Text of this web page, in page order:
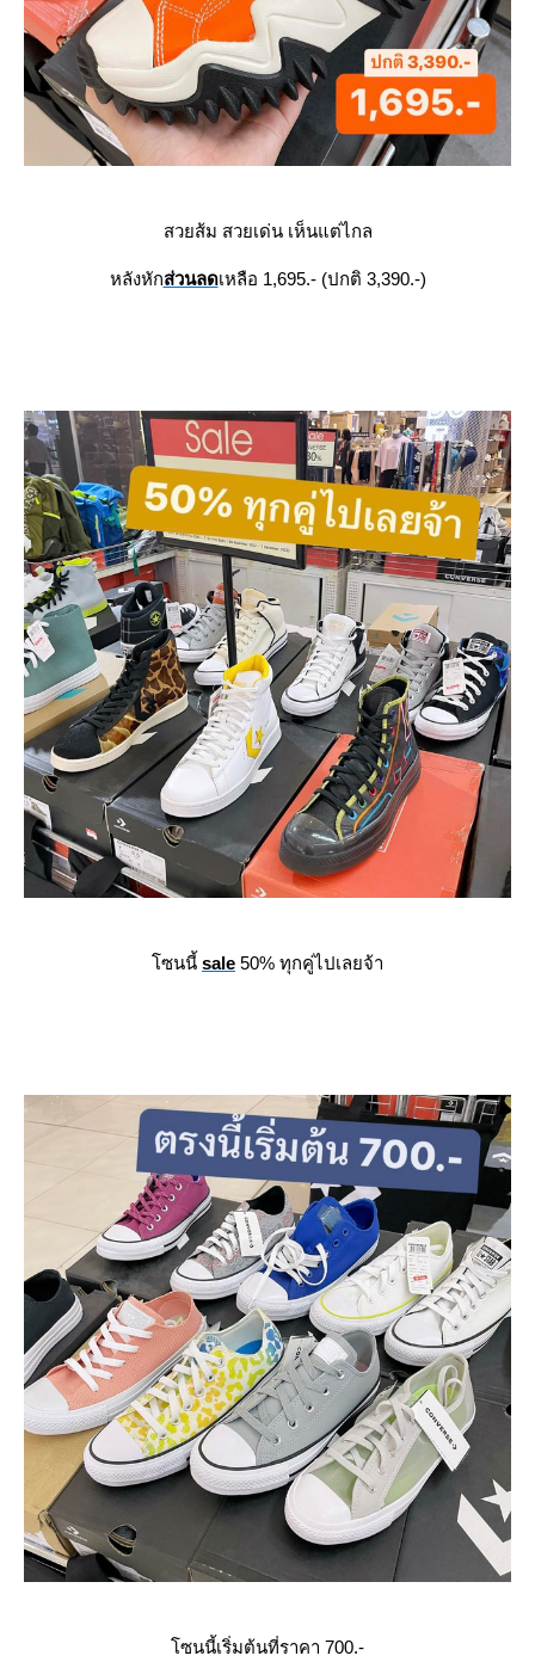
สวยส้ม สวยเด่น เห็นแต่ไกล
หลังหักส่วนลดเหลือ 1,695.- (ปกติ 3,390.-)
ซนนี้ sale 50% ทุกคู่ไปเลยจ้า
ซนนี้เริ่มต้นที่ราคา 700.-